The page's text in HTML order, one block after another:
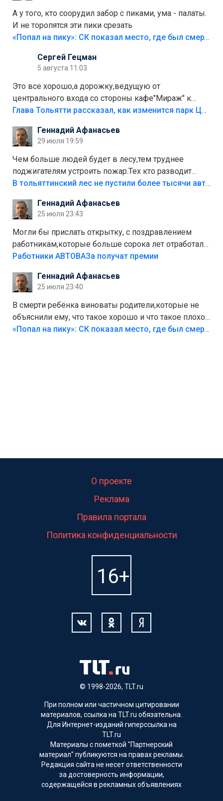
А у того, кто соорудил забор с пиками, ума - палаты.
И не торопятся эти пики срезать
«Попал на пику»: СК показал место, где был смертельно травмирован ребенок в Тольятти
Сергей Гецман
5 августа 11:03
Это все хорошо,а дорожку,ведущую от
центрального входа со стороны кафе"Мираж" к
аттракционам слабо доделать?А то бордюры
лежала в парке и испортилась.Да еще,видимо,часть
украли.
Глава Тольятти рассказал, как изменится парк Центрального района
Геннадий Афанасьев
29 июля 19:59
Чем больше людей будет в лесу,тем труднее
поджигателям устроить пожар.Тех кто разводит
костры,тех надо безбожно штрафовать.Камер полно
Штрафы мизерные.
В тольяттинский лес не пустили более тысячи автомобилей
Геннадий Афанасьев
25 июля 23:43
Могли бы прислать открытку, с поздравлением
работникам,которые больше сорока лет отработали
на предприятии.
Работники АВТОВАЗа получат премии
Геннадий Афанасьев
25 июля 23:40
В смерти ребёнка виноваты родители,которые не
объяснили ему, что такое хорошо и что такое плохо!
Лезть через такой забор,верх безумия,есть же
«Попал на пику»: СК показал место, где был смертельно травмирован ребенок в Тольятти
© 1998-2026, TLT.ru
О проекте
Реклама
Правила портала
Политика конфиденциальности
При полном или частичном цитировании
материалов, ссылка на TLT.ru обязательна.
Для Интернет-изданий гиперссылка на
TLT.ru
Материалы с пометкой "Партнерский
материал" публикуются на правах рекламы.
Редакция сайта не несет ответственности
за достоверность информации,
содержащейся в рекламных объявлениях